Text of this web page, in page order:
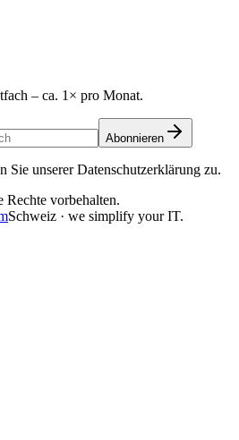
– ca. 1× pro Monat.
Abonnieren
Sie unserer Datenschutzerklärung zu.
vorbehalten.
Schweiz · we simplify your IT.